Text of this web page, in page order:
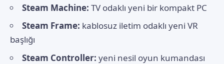
Steam Machine: TV odaklı yeni bir kompakt PC
Steam Frame: kablosuz iletim odaklı yeni VR
başlığı
Steam Controller: yeni nesil oyun kumandası